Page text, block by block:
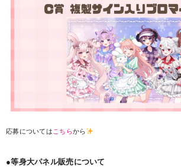
応募については こちらから
●等身大パネル販売について